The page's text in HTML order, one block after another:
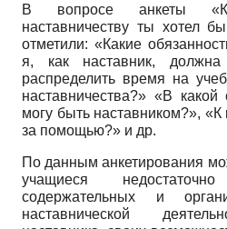
В вопросе анкеты
наставничеству ты хотел
отметили: «Какие
я, как наставник,
распределить время на
наставничества?» «В
могу быть наставником?», «К
за помощью?» и др.
По данным анкетирования
учащиеся
содержательных и
наставнической